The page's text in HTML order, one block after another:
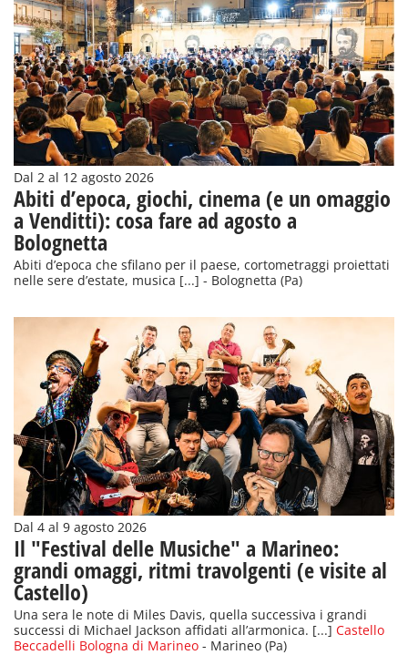
Dal 2 al 12 agosto 2026
Abiti d’epoca, giochi, cinema (e un omaggio
a Venditti): cosa fare ad agosto a
Bolognetta
Abiti d’epoca che sfilano per il paese, cortometraggi proiettati
nelle sere d’estate, musica [...] - Bolognetta (Pa)
Dal 4 al 9 agosto 2026
Il "Festival delle Musiche" a Marineo:
grandi omaggi, ritmi travolgenti (e visite al
Castello)
Una sera le note di Miles Davis, quella successiva i grandi
successi di Michael Jackson affidati all’armonica. [...] Castello
Beccadelli Bologna di Marineo - Marineo (Pa)